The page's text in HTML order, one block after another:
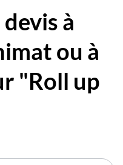
à
ou à
"Roll up